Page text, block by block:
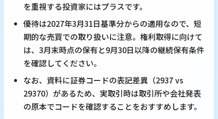
を重視する投資家にはプラスです。
優待は2027年3月31日基準分からの適用なので、短
期的な売買での取り扱いに注意。権利取得に向けて
は、3月末時点の保有と9月30日以降の継続保有条件
を確認してください。
なお、資料に証券コードの表記差異（2937 vs
29370）があるため、実取引時は取引所や会社発表
の原本でコードを確認することをおすすめします。